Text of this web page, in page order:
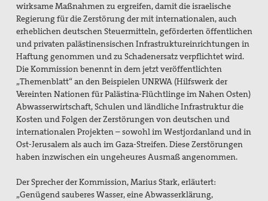
wirksame Maßnahmen zu ergreifen, damit die israelische
Regierung für die Zerstörung der mit internationalen, auch
erheblichen deutschen Steuermitteln, geförderten öffentlichen
und privaten palästinensischen Infrastruktureinrichtungen in
Haftung genommen und zu Schadenersatz verpflichtet wird.
Die Kommission benennt in dem jetzt veröffentlichten
„Themenblatt“ an den Beispielen UNRWA (Hilfswerk der
Vereinten Nationen für Palästina-Flüchtlinge im Nahen Osten)
Abwasserwirtschaft, Schulen und ländliche Infrastruktur die
Kosten und Folgen der Zerstörungen von deutschen und
internationalen Projekten – sowohl im Westjordanland und in
Ost-Jerusalem als auch im Gaza-Streifen. Diese Zerstörungen
haben inzwischen ein ungeheures Ausmaß angenommen.
Der Sprecher der Kommission, Marius Stark, erläutert:
„Genügend sauberes Wasser, eine Abwasserklärung,